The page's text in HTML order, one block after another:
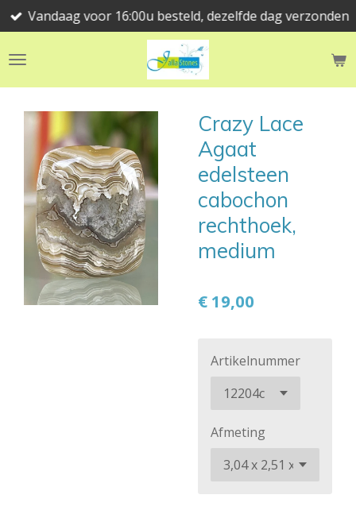
Ga
direct
naar
Vandaag voor 16:00u besteld, dezelfde dag verzonden
Crazy Lace
Agaat
edelsteen
cabochon
rechthoek,
medium
€ 19,00
Artikelnummer
Afmeting